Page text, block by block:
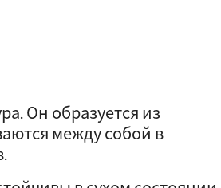
Он образуется из
между собой в